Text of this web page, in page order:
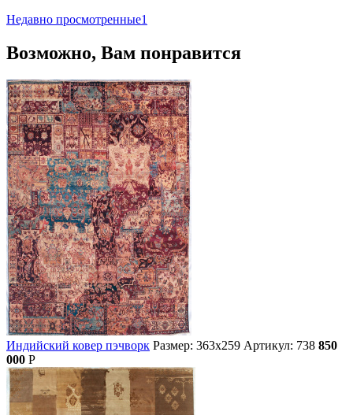
Недавно просмотренные1
Возможно, Вам понравится
Индийский ковер пэчворк Размер: 363х259 Артикул: 738 850
000 Р